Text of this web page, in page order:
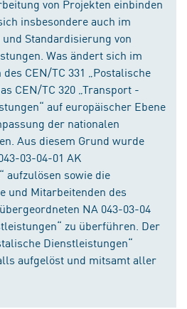
von Projekten einbinden
insbesondere auch im
Standardisierung von
Was ändert sich im
CEN/TC 331 „Postalische
CEN/TC 320 „Transport -
auf europäischer Ebene
der nationalen
Aus diesem Grund wurde
03-04-01 AK
aufzulösen sowie die
und Mitarbeitenden des
NA 043-03-04
zu überführen. Der
Dienstleistungen“
aufgelöst und mitsamt aller